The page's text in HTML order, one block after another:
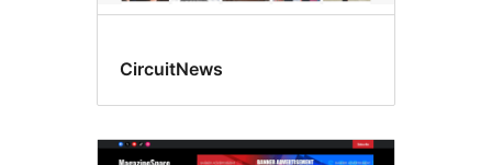
CircuitNews